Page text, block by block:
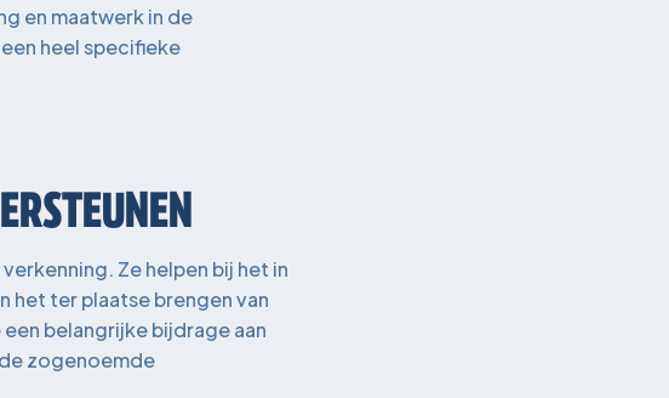
en maatwerk in de
heel specifieke
Ze helpen bij het in
het ter plaatse brengen van
belangrijke bijdrage aan
zogenoemde